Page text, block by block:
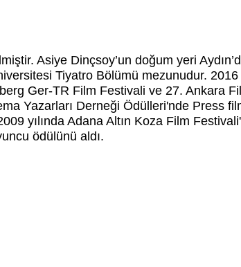
Asiye Dinçsoy’un doğum yeri
Tiyatro Bölümü mezunudur. 2016
Ger-TR Film Festivali ve 27. Ankara
Yazarları Derneği Ödülleri'nde Press
yılında Adana Altın Koza Film
ödülünü aldı.